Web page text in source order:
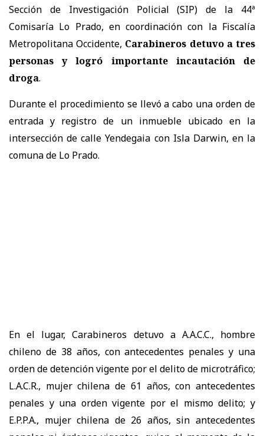
Sección de Investigación Policial (SIP) de la 44ª
Comisaría Lo Prado, en coordinación con la Fiscalía
Metropolitana Occidente, Carabineros detuvo a tres
personas y logró importante incautación de
droga.
Durante el procedimiento se llevó a cabo una orden de
entrada y registro de un inmueble ubicado en la
intersección de calle Yendegaia con Isla Darwin, en la
comuna de Lo Prado.
En el lugar, Carabineros detuvo a A.A.C.C., hombre
chileno de 38 años, con antecedentes penales y una
orden de detención vigente por el delito de microtráfico;
L.A.C.R., mujer chilena de 61 años, con antecedentes
penales y una orden vigente por el mismo delito; y
E.P.P.A., mujer chilena de 26 años, sin antecedentes